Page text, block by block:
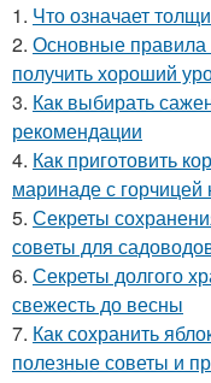
1. Что означает
2. Основные
получить хороший
3. Как выбирать
рекомендации
4. Как приготовить
маринаде с горчицей
5. Секреты
советы для
6. Секреты долгого
свежесть до весны
7. Как сохранить
полезные советы и